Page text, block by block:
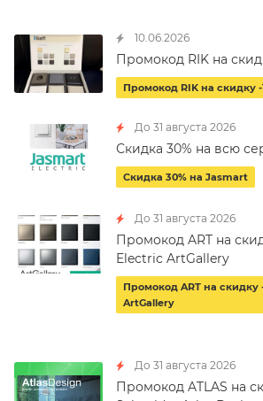
10.06.2026
Промокод RIK на
Промокод RIK на скидку -
До 31 августа 2026
Скидка 30% на всю
Скидка 30% на Jasmart
До 31 августа 2026
Промокод ART на
Electric ArtGallery
Промокод ART на скидку
ArtGallery
До 31 августа 2026
Промокод ATLAS на